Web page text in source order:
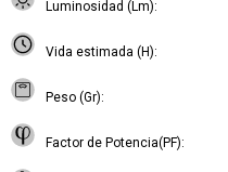
Luminosidad (Lm)
Vida estimada (H)
Peso (Gr)
Factor de Potencia(PF)